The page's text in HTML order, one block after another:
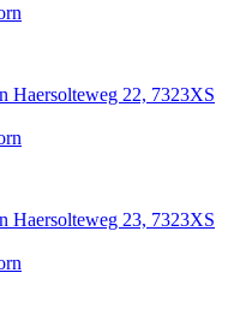
Haersolteweg 22, 7323XS
Haersolteweg 23, 7323XS